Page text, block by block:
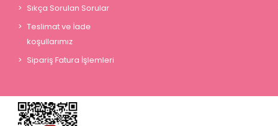
Sıkça Sorulan Sorular
Teslimat ve İade
koşullarımız
Sipariş Fatura İşlemleri